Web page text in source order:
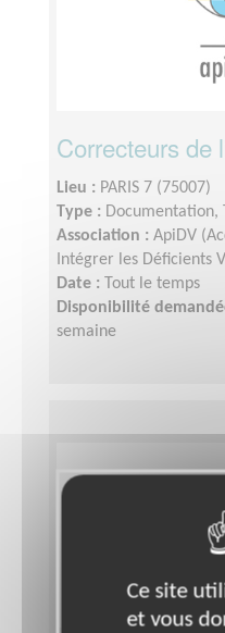
Correcteurs de
Lieu : PARIS 7 (75007)
Type : Documentation,
Association : ApiDV
Intégrer les Déficients
Date :
Tout le temps
Disponibilité
semaine
Ce site
et vous